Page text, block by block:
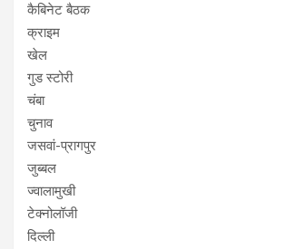
कैबिनेट बैठक
क्राइम
खेल
गुड स्टोरी
चंबा
चुनाव
जसवां-प्रागपुर
जुब्बल
ज्वालामुखी
टेक्नोलॉजी
दिल्ली